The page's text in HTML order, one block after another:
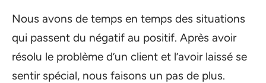
Nous avons de temps en temps des situations
qui passent du négatif au positif. Après avoir
résolu le problème d’un client et l’avoir laissé se
sentir spécial, nous faisons un pas de plus.